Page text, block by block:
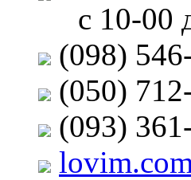
с 10-00
(098)
(050)
(093)